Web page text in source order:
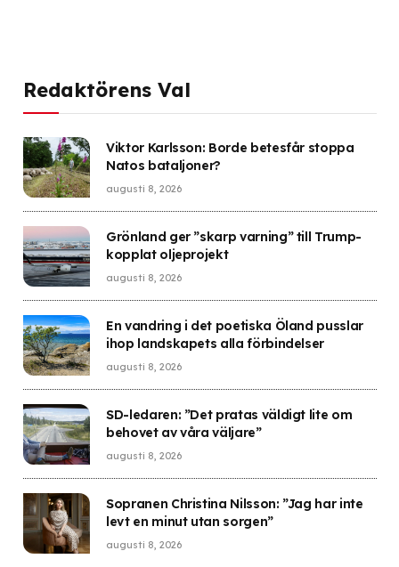
Redaktörens Val
Viktor Karlsson: Borde betesfår stoppa
Natos bataljoner?
augusti 8, 2026
Grönland ger ”skarp varning” till Trump-
kopplat oljeprojekt
augusti 8, 2026
En vandring i det poetiska Öland pusslar
ihop landskapets alla förbindelser
augusti 8, 2026
SD-ledaren: ”Det pratas väldigt lite om
behovet av våra väljare”
augusti 8, 2026
Sopranen Christina Nilsson: ”Jag har inte
levt en minut utan sorgen”
augusti 8, 2026